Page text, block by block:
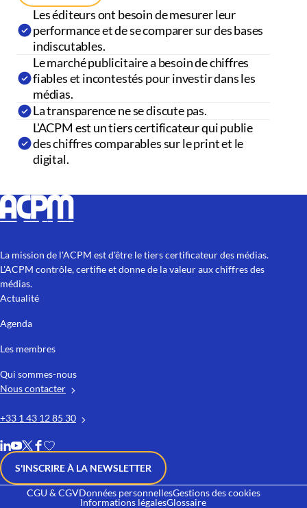
Les éditeurs ont besoin de mesurer leur
performance et de se comparer sur des bases
indiscutables.
Le marché publicitaire a besoin de chiffres
fiables et incontestés pour investir dans les
médias.
La transparence ne se discute pas.
L'ACPM est un tiers certificateur qui publie
des chiffres comparables sur le print et le
digital.
La mission de l'ACPM est d'être le tiers certificateur des médias.
L'ACPM contrôle, certifie et donne de la valeur aux chiffres des
médias.
Actualité
Agenda
Les membres
Qui sommes-nous
Nous contacter
+33 1 43 12 85 30
S'INSCRIRE À LA NEWSLETTER
CGU & CGVDonnées personnellesGestions des cookies
Informations légalesGlossaire